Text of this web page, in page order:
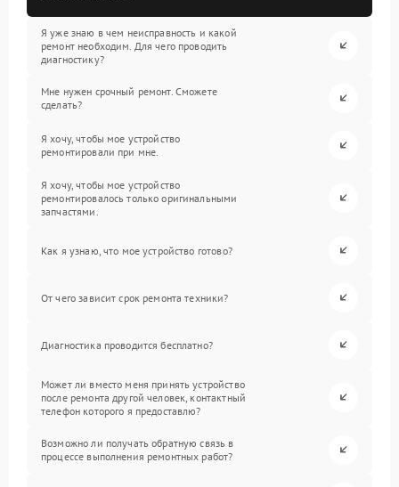
Я уже знаю в чем неисправность и какой
ремонт необходим. Для чего проводить
диагностику?
Мне нужен срочный ремонт. Сможете
сделать?
Я хочу, чтобы мое устройство
ремонтировали при мне.
Я хочу, чтобы мое устройство
ремонтировалось только оригинальными
запчастями.
Как я узнаю, что мое устройство готово?
От чего зависит срок ремонта техники?
Диагностика проводится бесплатно?
Может ли вместо меня принять устройство
после ремонта другой человек, контактный
телефон которого я предоставлю?
Возможно ли получать обратную связь в
процессе выполнения ремонтных работ?